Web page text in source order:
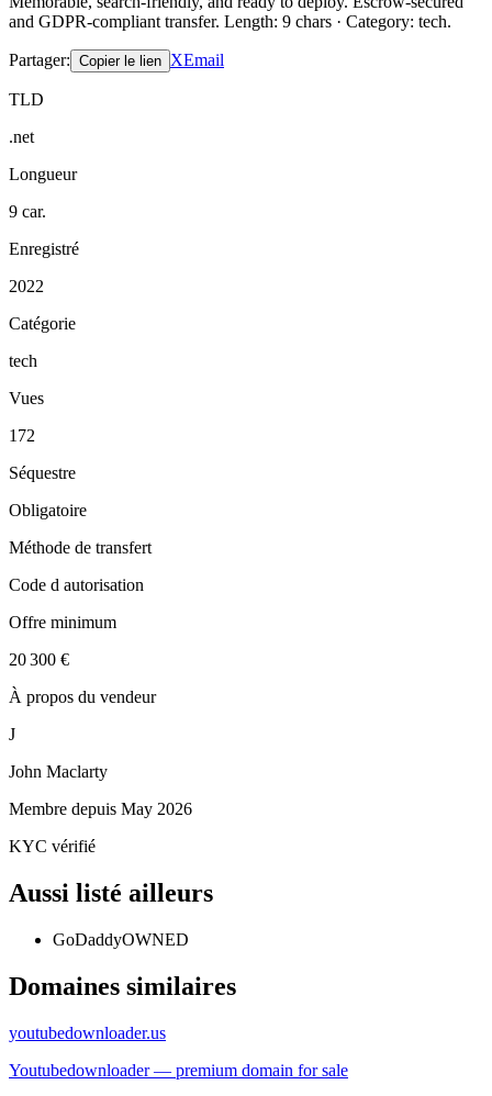
and GDPR-compliant transfer. Length: 9 chars · Category: tech.
Partager: Copier le lien XEmail
TLD
.net
Longueur
9 car.
Enregistré
2022
Catégorie
tech
Vues
172
Séquestre
Obligatoire
Méthode de transfert
Code d autorisation
Offre minimum
20 300 €
À propos du vendeur
J
John Maclarty
Membre depuis May 2026
KYC vérifié
Aussi listé ailleurs
GoDaddyOWNED
Domaines similaires
youtubedownloader.us
Youtubedownloader — premium domain for sale